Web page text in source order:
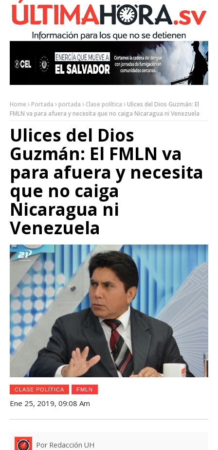
Home Portada portada Clase política
Ulices del Dios Guzmán: El
FMLN va para afuera y necesita que no caiga Nicaragua ni Venezuela
Ulices del Dios
Guzmán: El FMLN va
para afuera y necesita
que no caiga
Nicaragua ni
Venezuela
CLASE POLÍTICA FMLN
Ene 25, 2019, 09:08 Am
Por Redacción UH